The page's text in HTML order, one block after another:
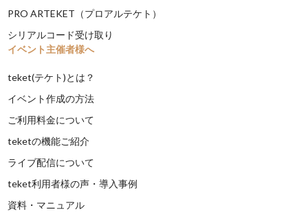
PRO ARTEKET（プロアルテケト）
シリアルコード受け取り
イベント主催者様へ
teket(テケト)とは？
イベント作成の方法
ご利用料金について
teketの機能ご紹介
ライブ配信について
teket利用者様の声・導入事例
資料・マニュアル